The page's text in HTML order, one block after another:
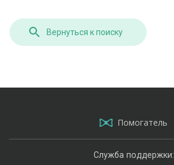
Вернуться к поиску
Помогатель
Служба поддержки: